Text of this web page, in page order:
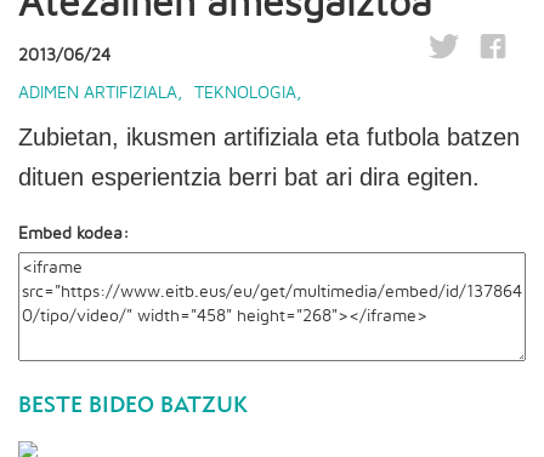
2013/06/24
ADIMEN ARTIFIZIALA TEKNOLOGIA
Zubietan, ikusmen artifiziala eta futbola batzen
dituen esperientzia berri bat ari dira egiten.
Embed kodea:
BESTE BIDEO BATZUK